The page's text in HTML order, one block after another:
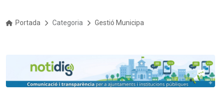
Portada Categoria Gestió Municipal